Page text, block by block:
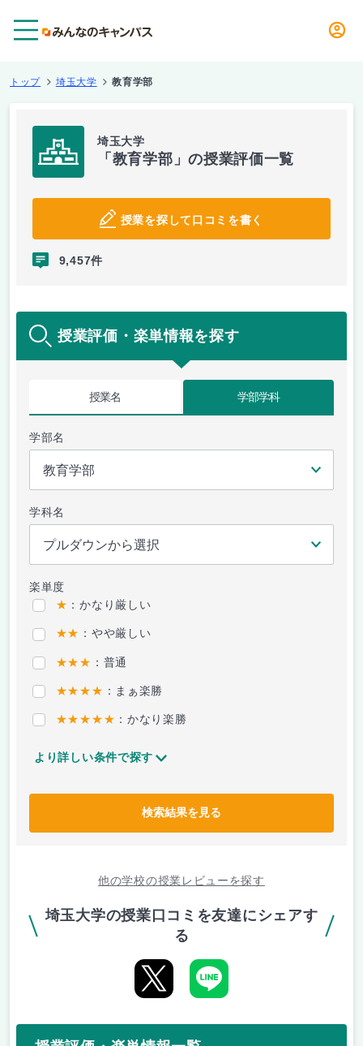
トップ 埼玉大学 教育学部
埼玉大学
「教育学部」の授業評価一覧
授業を探して口コミを書く
9,457件
授業評価・楽単情報を探す
授業名 学部学科
学部名
学科名
楽単度
★ ：かなり厳しい
★★ ：やや厳しい
★★★ ：普通
★★★★ ：まぁ楽勝
★★★★★ ：かなり楽勝
より詳しい条件で探す
検索結果を見る
他の学校の授業レビューを探す
埼玉大学の授業口コミを友達にシェアす
る